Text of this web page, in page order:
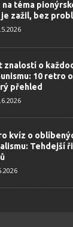
na téma
je zažil, bez
znalostí o
10 retro
přehled
kvíz o
Tehdejší